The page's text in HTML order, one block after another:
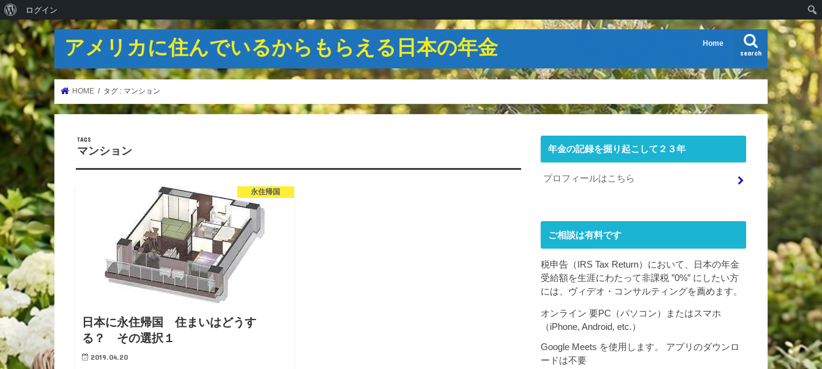
WordPress
に
つ
い
て
ログイン
アメリカに住んでいるからもらえる日本の年金 search
Home
HOME タグ : マンション
マンション
永住帰国
日本に永住帰国 住まいはどうす
る？ その選択１
2019.04.20
年金の記録を掘り起こして２３年
プロフィールはこちら
ご相談は有料です
税申告（IRS Tax Return）において、日本の年金
受給額を生涯にわたって非課税 ”0%” にしたい方
には、ヴィデオ・コンサルティングを薦めます。
オンライン 要PC（パソコン）またはスマホ
（iPhone, Android, etc.）
Google Meets を使用します。 アプリのダウンロ
ードは不要